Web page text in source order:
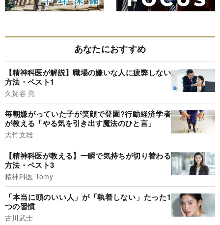
あなたにおすすめ
【精神科医が解説】職場の嫌いな人に疲弊しない
方法・ベスト1
久賀谷 亮
毎朝嫌がっていた子が笑顔で登園?行動経済学者
が教える「やる気を引き出す魔法のひと言」
大竹文雄
【精神科医が教える】一瞬で気持ちが切り替わる
方法・ベスト3
精神科医 Tomy
「本当に頭のいい人」が「執着しない」たった1
つの習慣
古川武士